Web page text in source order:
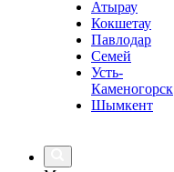
Атырау
Кокшетау
Павлодар
Семей
Усть-
Каменогорск
Шымкент